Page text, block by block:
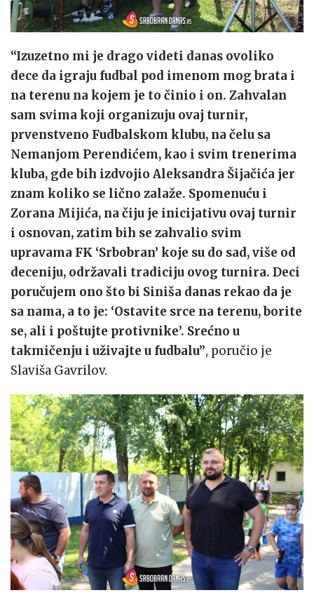
“Izuzetno mi je drago videti danas ovoliko
dece da igraju fudbal pod imenom mog brata i
na terenu na kojem je to činio i on. Zahvalan
sam svima koji organizuju ovaj turnir,
prvenstveno Fudbalskom klubu, na čelu sa
Nemanjom Perendićem, kao i svim trenerima
kluba, gde bih izdvojio Aleksandra Šijačića jer
znam koliko se lično zalaže. Spomenuću i
Zorana Mijića, na čiju je inicijativu ovaj turnir
i osnovan, zatim bih se zahvalio svim
upravama FK ‘Srbobran’ koje su do sad, više od
deceniju, održavali tradiciju ovog turnira. Deci
poručujem ono što bi Siniša danas rekao da je
sa nama, a to je: ‘Ostavite srce na terenu, borite
se, ali i poštujte protivnike’. Srećno u
takmičenju i uživajte u fudbalu”, poručio je
Slaviša Gavrilov.